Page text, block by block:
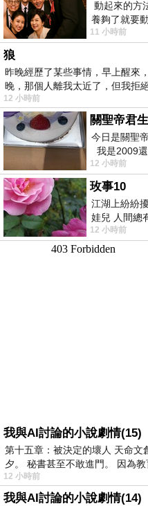
動起來的
養夠了就要
11 小時前
狼
昨晚經歷了某些事情，早上醒來
晚，那個人離我太近了，但我拒
12 小時前
關聖帝君
今日是關聖
我是2009
一個奇摩交
12 小時前
玫事10
江湖上紛紛
娃兒 人間總
山佛山泰華
12 小時前
我與AI討論的小說劇情(15)
第十五章：被決定的壞人 天命
夕。 秘書甚至不敢進門。 因為
12 小時前
我與AI討論的小說劇情(14)